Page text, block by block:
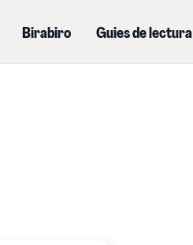
Birabiro Guies de lectura